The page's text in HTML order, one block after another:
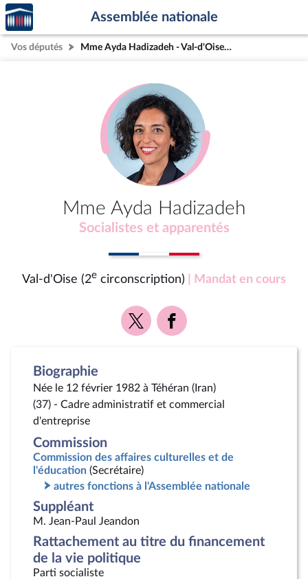
Aller au contenu
Aller en bas de la page
Accèder
à la
page
d'accueil
Assemblée nationale
Vos députés Mme Ayda Hadizadeh - Val-d'Oise (2e circonscription)
Mme Ayda Hadizadeh
Socialistes et apparentés
Val-d'Oise (2e circonscription) | Mandat en cours
Voir
la
Voir
la
Biographie
Née le 12 février 1982 à Téhéran (Iran)
(37) - Cadre administratif et commercial
d'entreprise
Commission
Commission des affaires culturelles et de
l'éducation (Secrétaire)
autres fonctions à l'Assemblée nationale
Suppléant
M. Jean-Paul Jeandon
Rattachement au titre du financement
de la vie politique
Parti socialiste